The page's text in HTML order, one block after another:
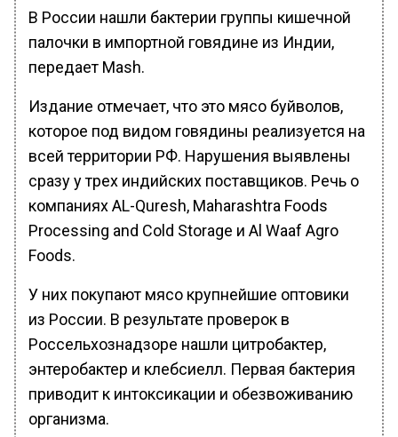
В России нашли бактерии группы кишечной
палочки в импортной говядине из Индии,
передает Mash.
Издание отмечает, что это мясо буйволов,
которое под видом говядины реализуется на
всей территории РФ. Нарушения выявлены
сразу у трех индийских поставщиков. Речь о
компаниях AL-Quresh, Maharashtra Foods
Processing and Cold Storage и Al Waaf Agro
Foods.
У них покупают мясо крупнейшие оптовики
из России. В результате проверок в
Россельхознадзоре нашли цитробактер,
энтеробактер и клебсиелл. Первая бактерия
приводит к интоксикации и обезвоживанию
организма.